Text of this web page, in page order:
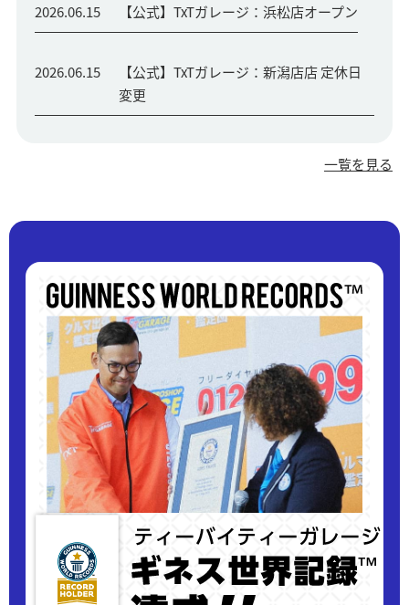
2026.06.15 【公式】TxTガレージ：浜松店オープン
2026.06.15
【公式】TxTガレージ：新潟店店 定休日
変更
一覧を見る